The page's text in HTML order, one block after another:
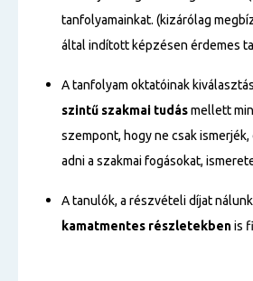
tanfolyamainkat. (kizárólag
által indított képzésen érdemes
A tanfolyam oktatóinak
szintű szakmai tudásmellett
szempont, hogy ne csak ismerjék,
adni a szakmai fogásokat,
A tanulók, a részvételi díjat nálunk
kamatmentes részletekbenis